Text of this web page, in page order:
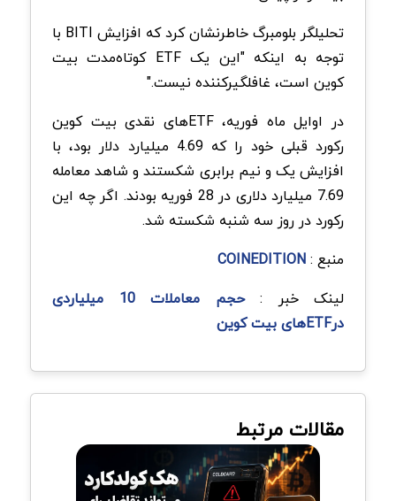
تحلیلگر بلومبرگ خاطرنشان کرد که افزایش BITI با
توجه به اینکه "این یک ETF کوتاه‌مدت بیت
کوین است، غافلگیر‌کننده نیست."
در اوایل ماه فوریه، ETF‌های نقدی بیت کوین
رکورد قبلی خود را که 4.69 میلیارد دلار بود، با
افزایش یک و نیم برابری شکستند و شاهد معامله
7.69 میلیارد دلاری در 28 فوریه بودند. اگر چه این
رکورد در روز سه شنبه شکسته شد.
منبع :COINEDITION
لینک خبر :
حجم معاملات 10 میلیاردی
درETF‌‌‌های بیت کوین
مقالات مرتبط